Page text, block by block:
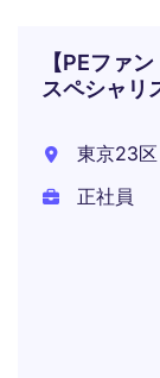
【PEファ
スペシャリ
東京23区
正社員